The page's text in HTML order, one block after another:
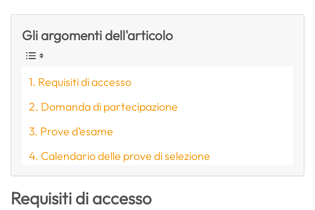
Gli argomenti dell'articolo
Requisiti di accesso
Domanda di partecipazione
Prove d’esame
Calendario delle prove di selezione
Requisiti di accesso